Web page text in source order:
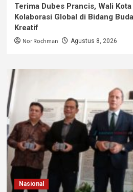
Terima Dubes Prancis, Wali
Kolaborasi Global di Bidang
Kreatif
Nor Rochman Agustus 8, 2026
Nasional